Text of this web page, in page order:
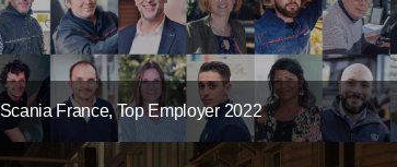
Scania France, Top Employer 2022